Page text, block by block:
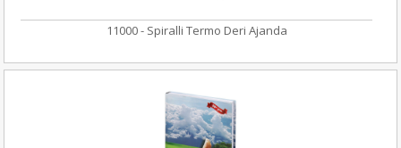
11000 - Spiralli Termo Deri Ajanda